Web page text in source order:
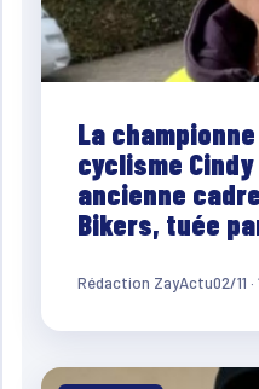
La
cyclisme
ancienne
Bikers, tuée
Rédaction ZayActu02/11